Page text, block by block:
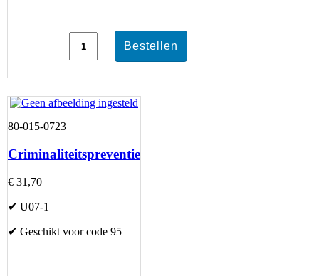
80-015-0723
Criminaliteitspreventie
€ 31,70
✔ U07-1
✔ Geschikt voor code 95